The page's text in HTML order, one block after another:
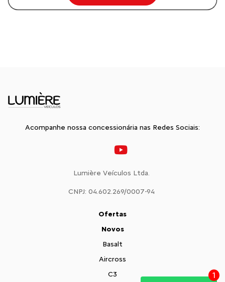
Acompanhe nossa concessionária nas Redes Sociais:
Lumière Veículos Ltda.
CNPJ: 04.602.269/0007-94
Ofertas
Novos
Basalt
Aircross
C3
1